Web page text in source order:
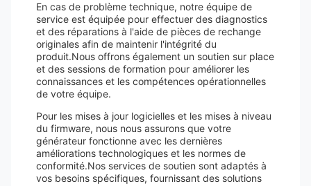
En cas de problème technique, notre équipe de
service est équipée pour effectuer des diagnostics
et des réparations à l'aide de pièces de rechange
originales afin de maintenir l'intégrité du
produit.Nous offrons également un soutien sur place
et des sessions de formation pour améliorer les
connaissances et les compétences opérationnelles
de votre équipe.
Pour les mises à jour logicielles et les mises à niveau
du firmware, nous nous assurons que votre
générateur fonctionne avec les dernières
améliorations technologiques et les normes de
conformité.Nos services de soutien sont adaptés à
vos besoins spécifiques, fournissant des solutions